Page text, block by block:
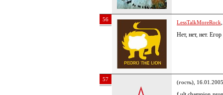
56 LessTalkMoreRock
Нет, нет, нет.
57 (гость),